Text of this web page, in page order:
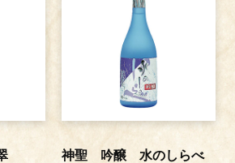
神聖 吟醸 水のしらべ